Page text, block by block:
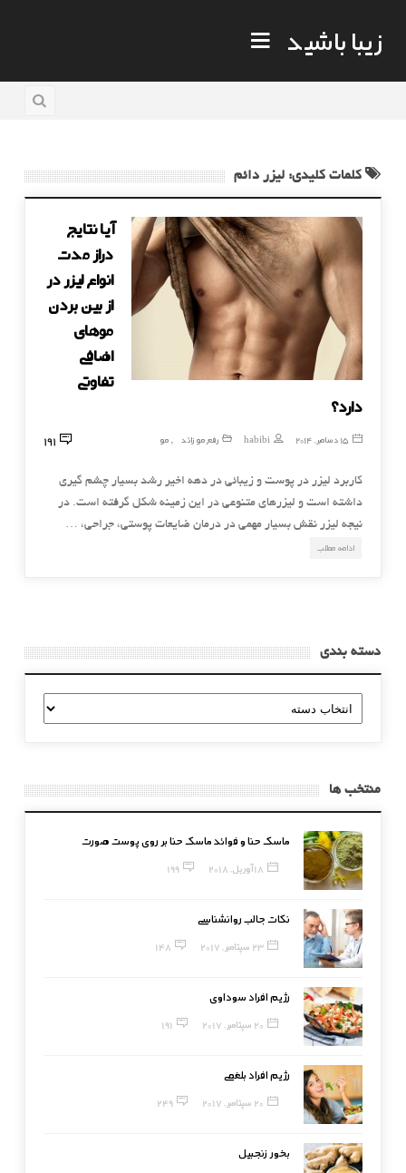
زیبا باشید
کلمات کلیدی: لیزر دائم
آیا نتایج
دراز مدت
انواع لیزر در
از بین بردن
موهای
اضافی
تفاوتی
دارد؟
15 دسامبر, 2014 habibi رفع مو زائد , مو 191
کاربرد لیزر در پوست و زیبائی در دهه اخیر رشد بسیار چشم گیری
داشته است و لیزرهای متنوعی در این زمینه شکل گرفته است. در
نیجه لیزر نقش بسیار مهمی در درمان ضایعات پوستی، جراحی، …
ادامه مطلب
دسته بندی
دسته
بندی
منتخب ها
ماسک حنا و فوائد ماسک حنا بر روی پوست صورت
18 آوریل, 2018 199
نکات جالب روانشناسی
23 سپتامبر, 2017 148
رژیم افراد سوداوی
20 سپتامبر, 2017 191
رژیم افراد بلغمی
20 سپتامبر, 2017 249
بخور زنجبیل